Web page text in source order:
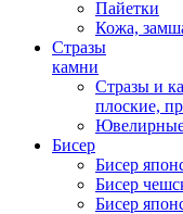
Пайетки
Кожа,
Стразы
камни
Стразы и
плоские,
Ювелирные
Бисер
Бисер
Бисер
Бисер